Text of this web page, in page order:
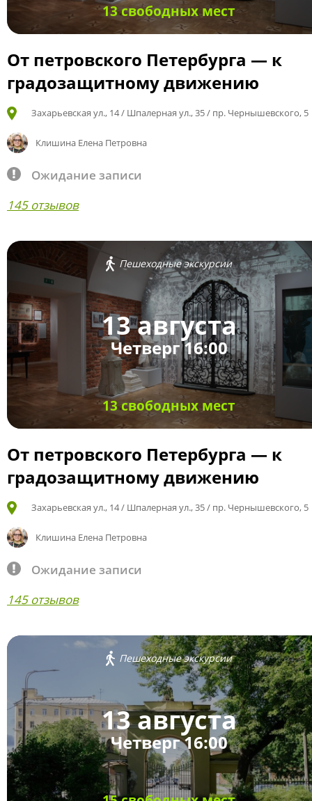
13 свободных мест
От петровского Петербурга — к
градозащитному движению
Захарьевская ул., 14 / Шпалерная ул., 35 / пр. Чернышевского, 5
Клишина Елена Петровна
Ожидание записи
145 отзывов
Пешеходные экскурсии
13 августа
Четверг 16:00
13 свободных мест
От петровского Петербурга — к
градозащитному движению
Захарьевская ул., 14 / Шпалерная ул., 35 / пр. Чернышевского, 5
Клишина Елена Петровна
Ожидание записи
145 отзывов
Пешеходные экскурсии
13 августа
Четверг 16:00